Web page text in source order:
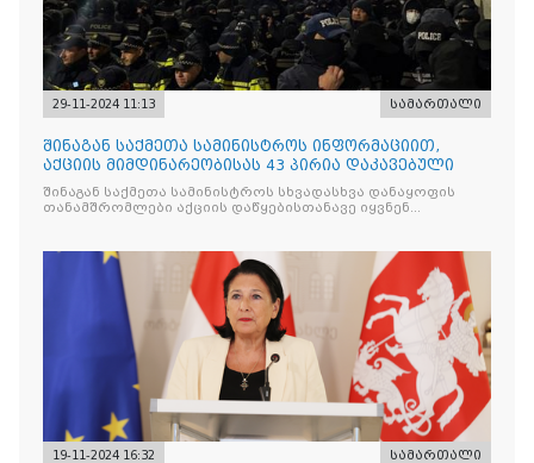
29-11-2024 11:13 სამართალი
შინაგან საქმეთა სამინისტროს ინფორმაციით,
აქციის მიმდინარეობისას 43 პირია დაკავებული
შინაგან საქმეთა სამინისტროს სხვადასხვა დანაყოფის
თანამშრომლები აქციის დაწყებისთანავე იყვნენ
19-11-2024 16:32 სამართალი